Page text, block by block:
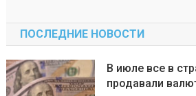
ПОСЛЕДНИЕ НОВОСТИ
В июле все в
продавали